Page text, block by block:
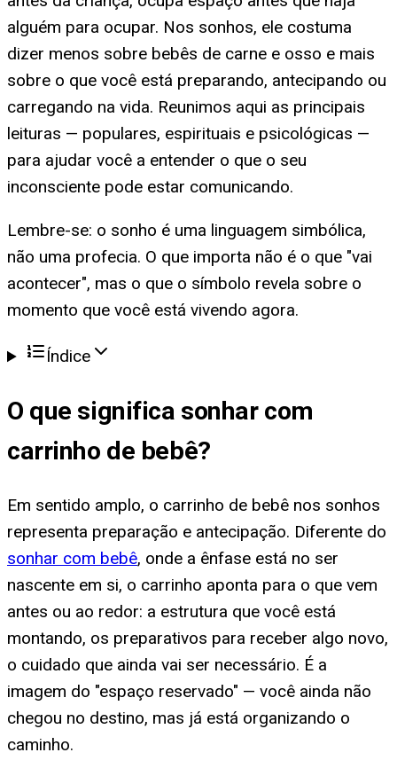
alguém para ocupar. Nos sonhos, ele costuma
dizer menos sobre bebês de carne e osso e mais
sobre o que você está preparando, antecipando ou
carregando na vida. Reunimos aqui as principais
leituras — populares, espirituais e psicológicas —
para ajudar você a entender o que o seu
inconsciente pode estar comunicando.
Lembre-se: o sonho é uma linguagem simbólica,
não uma profecia. O que importa não é o que "vai
acontecer", mas o que o símbolo revela sobre o
momento que você está vivendo agora.
Índice
O que significa sonhar com
carrinho de bebê?
Em sentido amplo, o carrinho de bebê nos sonhos
representa preparação e antecipação. Diferente do
sonhar com bebê, onde a ênfase está no ser
nascente em si, o carrinho aponta para o que vem
antes ou ao redor: a estrutura que você está
montando, os preparativos para receber algo novo,
o cuidado que ainda vai ser necessário. É a
imagem do "espaço reservado" — você ainda não
chegou no destino, mas já está organizando o
caminho.